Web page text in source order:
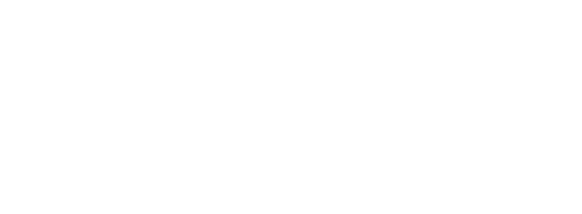
spațiul. Spuneți adio monotoniei plictisitoare! Creați-vă propriul stil de
design spectaculoase și, în același timp, ascund fisuri, denivelări sau alte
Nu este nevoie să instalați structuri de suport complicate, deoarece
interior sau exterior al unei clădiri. Pot fi realizați din diverse
de a fi personalizat. Accentele pot fi realizate în diverse forme,